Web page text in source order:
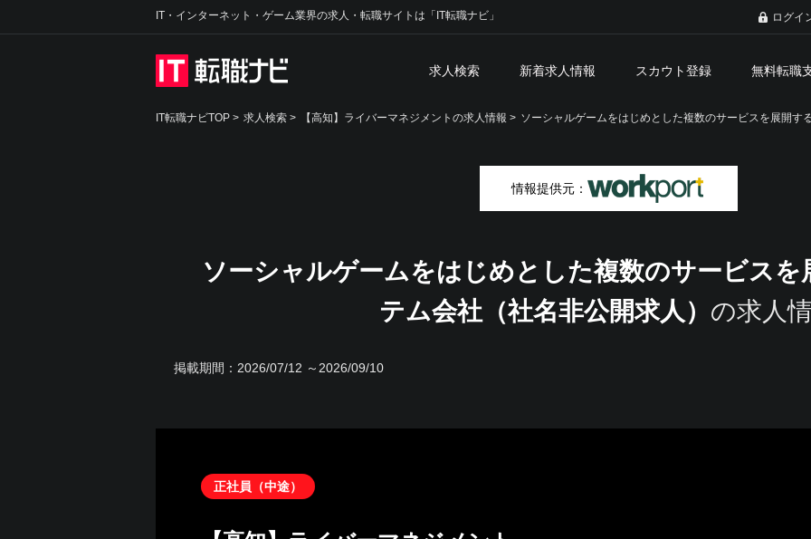
IT・インターネット・ゲーム業界の求人・転職サイトは「IT転職ナビ」 ログイ
求人検索 新着求人情報 スカウト登録 無料転職
IT転職ナビTOP > 求人検索 > 【高知】ライバーマネジメントの求人情報 > ソーシャルゲームをはじめとした複数のサービスを展開す
情報提供元：
ソーシャルゲームをはじめとした複数のサービスを
テム会社（社名非公開求人） の求人
掲載期間： 2026/07/12 ～2026/09/10
正社員（中途）